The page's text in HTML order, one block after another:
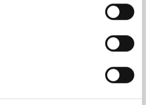
Jordgubbsfil 2,7%